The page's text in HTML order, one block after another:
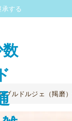
する
ブルドルジェ（羯磨